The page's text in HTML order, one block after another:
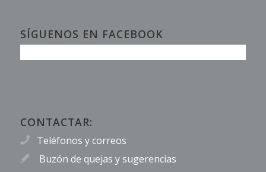
SÍGUENOS EN FACEBOOK
CONTACTAR:
Teléfonos y correos
Buzón de quejas y sugerencias